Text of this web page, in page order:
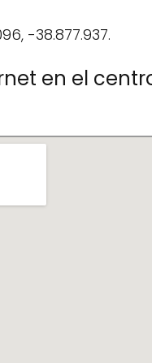
-38.877.937.
en el